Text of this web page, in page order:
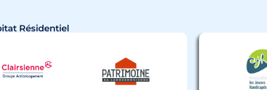
Résidentiel